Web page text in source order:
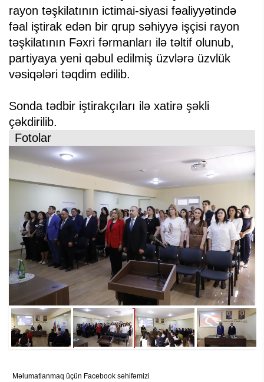
rayon təşkilatının ictimai-siyasi fəaliyyətində
fəal iştirak edən bir qrup səhiyyə işçisi rayon
təşkilatının Fəxri fərmanları ilə təltif olunub,
partiyaya yeni qəbul edilmiş üzvlərə üzvlük
vəsiqələri təqdim edilib.
Sonda tədbir iştirakçıları ilə xatirə şəkli
çəkdirilib.
Fotolar
Məlumatlanmaq üçün Facebook səhifəmizi